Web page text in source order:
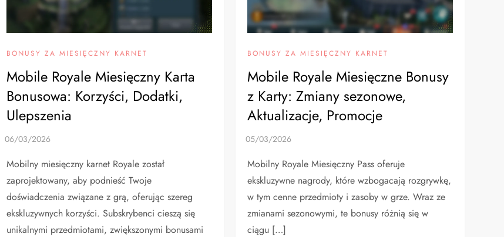
BONUSY ZA MIESIĘCZNY KARNET
Mobile Royale Miesięczny Karta
Bonusowa: Korzyści, Dodatki,
Ulepszenia
Mobilny miesięczny karnet Royale został
zaprojektowany, aby podnieść Twoje
doświadczenia związane z grą, oferując szereg
ekskluzywnych korzyści. Subskrybenci cieszą się
unikalnymi przedmiotami, zwiększonymi bonusami
BONUSY ZA MIESIĘCZNY KARNET
Mobile Royale Miesięczne Bonusy
z Karty: Zmiany sezonowe,
Aktualizacje, Promocje
Mobilny Royale Miesięczny Pass oferuje
ekskluzywne nagrody, które wzbogacają rozgrywkę,
w tym cenne przedmioty i zasoby w grze. Wraz ze
zmianami sezonowymi, te bonusy różnią się w
ciągu […]